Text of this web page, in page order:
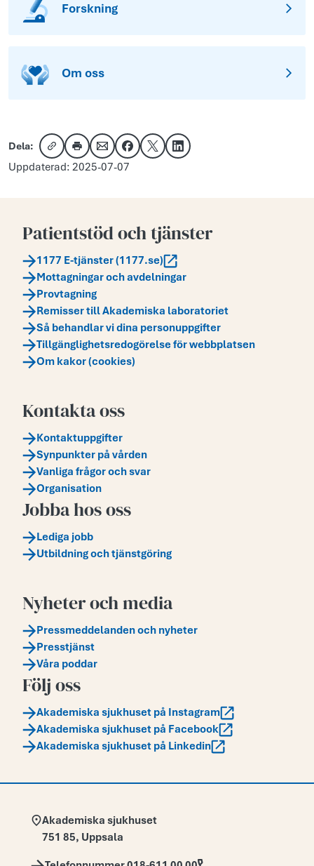
Forskning
Om oss
Dela:
Kopiera länk
Skriv utDela via e-post
Dela på Facebook
Dela på XDela på LinkedIn
Uppdaterad: 2025-07-07
Patientstöd och tjänster
1177 E-tjänster (1177.se)
Mottagningar och avdelningar
Provtagning
Remisser till Akademiska laboratoriet
Så behandlar vi dina personuppgifter
Tillgänglighetsredogörelse för webbplatsen
Om kakor (cookies)
Kontakta oss
Kontaktuppgifter
Synpunkter på vården
Vanliga frågor och svar
Organisation
Jobba hos oss
Lediga jobb
Utbildning och tjänstgöring
Nyheter och media
Pressmeddelanden och nyheter
Presstjänst
Våra poddar
Följ oss
Akademiska sjukhuset på Instagram
Akademiska sjukhuset på Facebook
Akademiska sjukhuset på Linkedin
Adress:
Akademiska sjukhuset
751 85, Uppsala